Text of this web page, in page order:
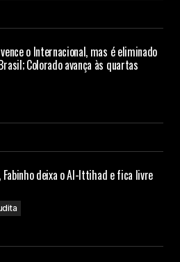
o Internacional, mas é eliminado
Colorado avança às quartas
Fabinho deixa o Al-Ittihad e fica livre